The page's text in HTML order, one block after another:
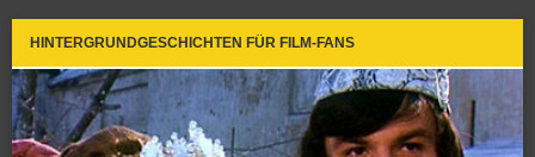
HINTERGRUNDGESCHICHTEN FÜR FILM-FANS